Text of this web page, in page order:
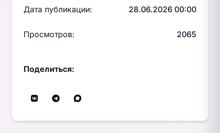
Дата публикации: 28.06.2026 00:00
Просмотров: 2065
Поделиться: